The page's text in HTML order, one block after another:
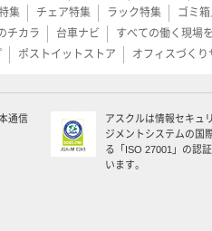
集
チェア特集 ラック特集
ゴミ
チカラ 台車ナビ
すべての働く現場
ポストイットストア オフィスづくり
通信
アスクルは情報セキュ
ジメントシステムの国
る「ISO 27001」の認
います。